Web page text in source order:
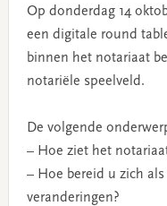
Op donderdag 14
een digitale round
binnen het notariaat
notariële speelveld.
De volgende
– Hoe ziet het
– Hoe bereid u zich
veranderingen?